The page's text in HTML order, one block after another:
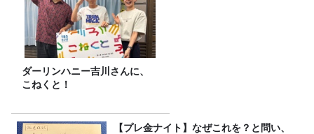
ダーリンハニー吉川さんに、
こねくと！
【プレ金ナイト】なぜこれを？と問い、